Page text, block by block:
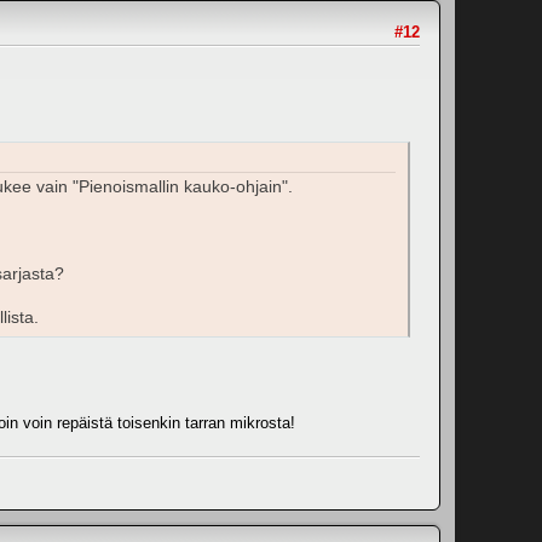
#12
vain "Pienoismallin kauko-ohjain".
voin repäistä toisenkin tarran mikrosta!